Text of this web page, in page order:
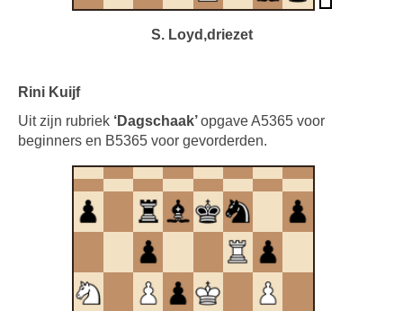
S. Loyd,driezet
Rini Kuijf
Uit zijn rubriek ‘Dagschaak’opgave A5365 voor
beginners en B5365 voor gevorderden.